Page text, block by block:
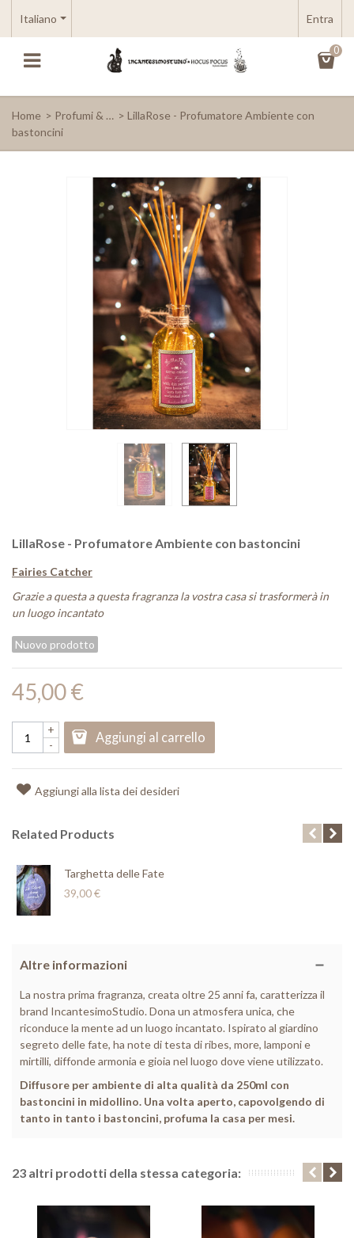
Italiano Entra
0
Home > Profumi & … > LillaRose - Profumatore Ambiente con
bastoncini
LillaRose - Profumatore Ambiente con bastoncini
Fairies Catcher
Grazie a questa a questa fragranza la vostra casa si trasformerà in
un luogo incantato
Nuovo prodotto
45,00 €
-
+
Aggiungi al carrello
Aggiungi alla lista dei desideri
Related Products
Targhetta delle Fate
39,00 €
Altre informazioni
La nostra prima fragranza, creata oltre 25 anni fa, caratterizza il
brand IncantesimoStudio. Dona un atmosfera unica, che
riconduce la mente ad un luogo incantato. Ispirato al giardino
segreto delle fate, ha note di testa di ribes, more, lamponi e
mirtilli, diffonde armonia e gioia nel luogo dove viene utilizzato.
Diffusore per ambiente di alta qualità da 250ml con
bastoncini in midollino. Una volta aperto, capovolgendo di
tanto in tanto i bastoncini, profuma la casa per mesi.
23 altri prodotti della stessa categoria: